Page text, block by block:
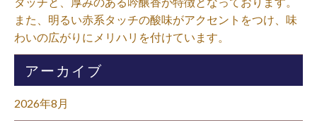
また、明るい赤系タッチの酸味がアクセントをつけ、味
わいの広がりにメリハリを付けています。⁡
アーカイブ
2026年8月